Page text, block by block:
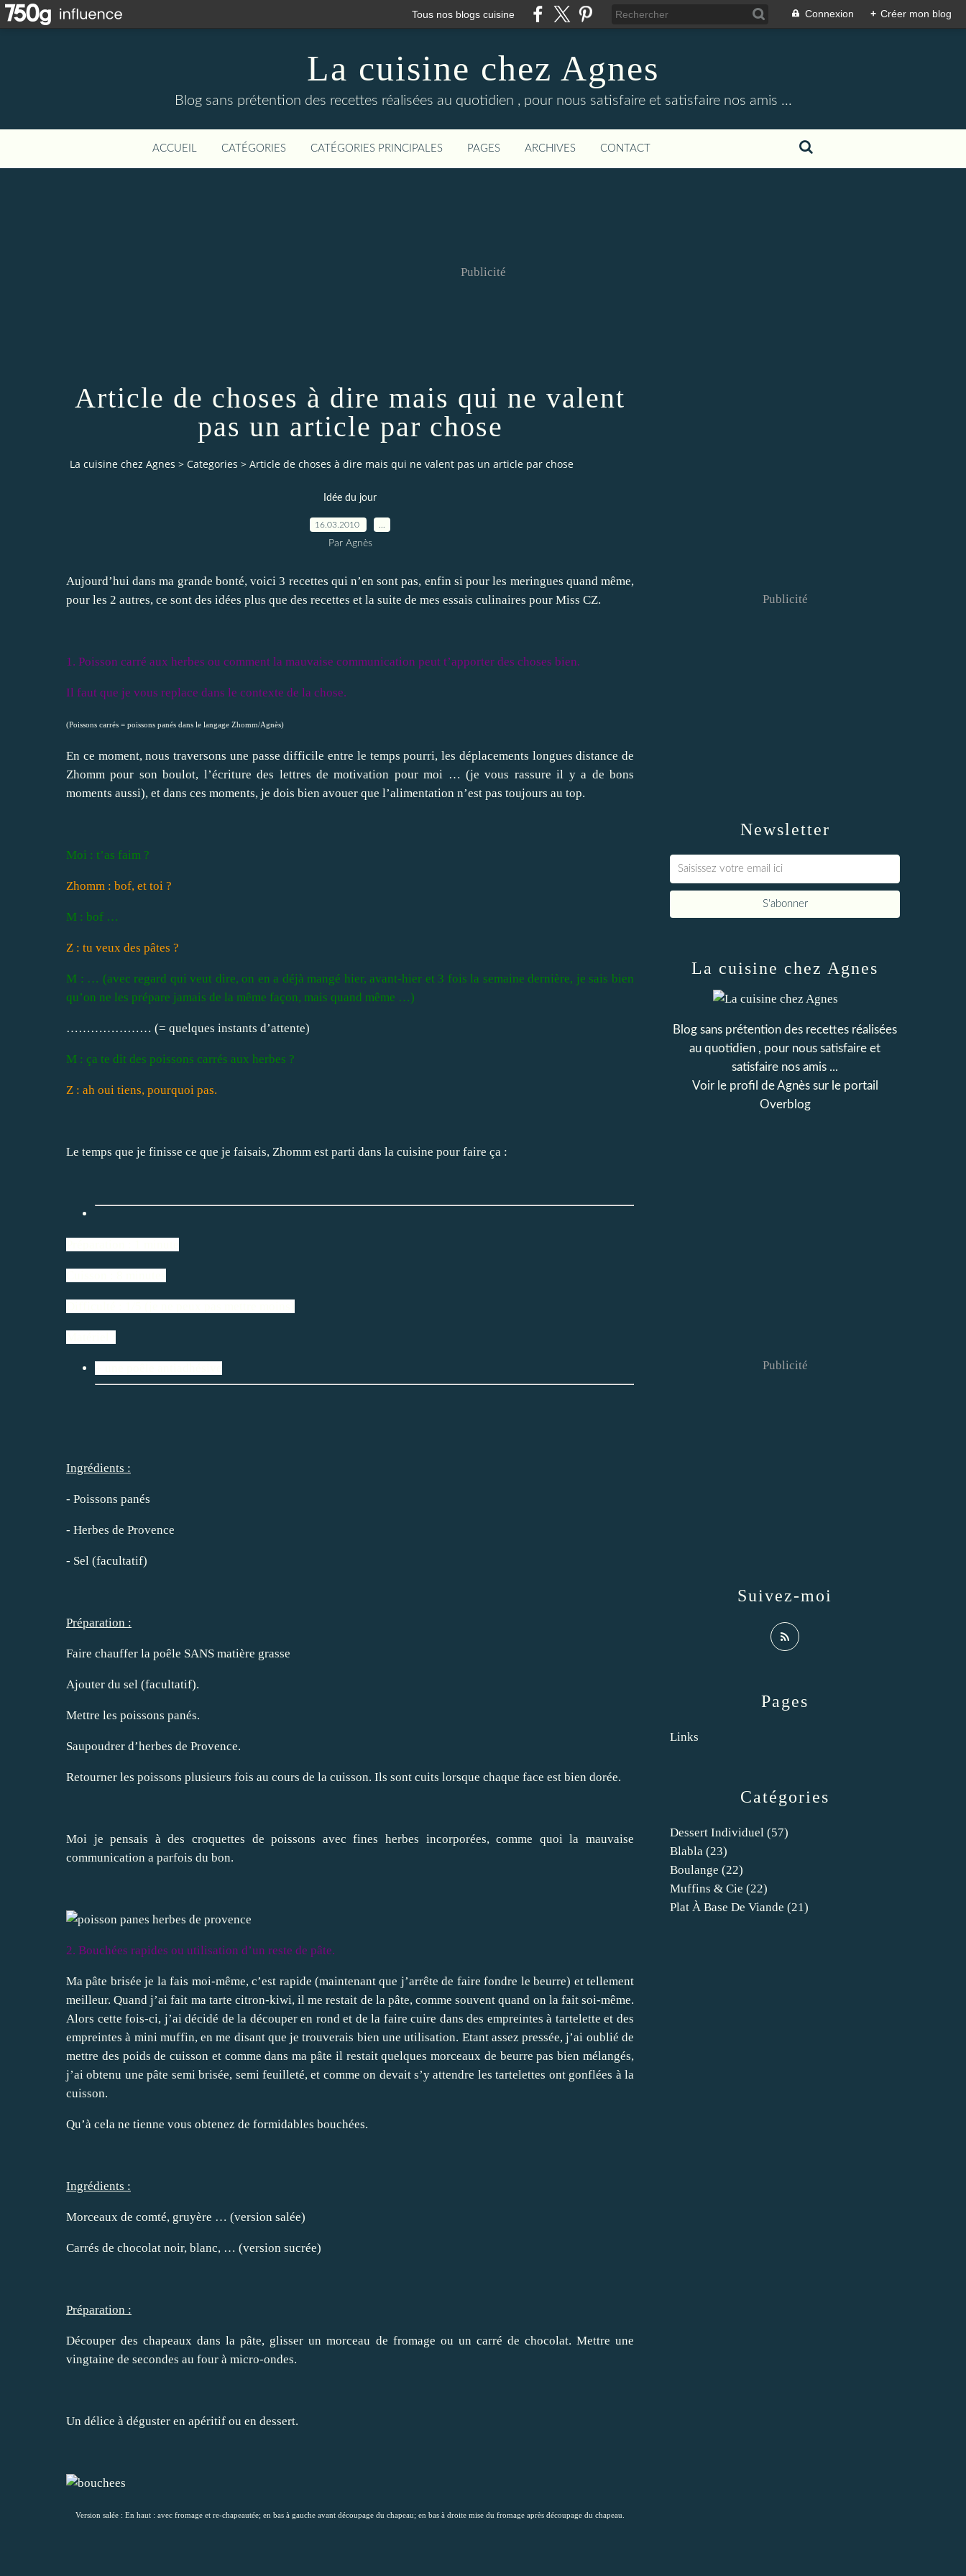
Tous nos blogs cuisine Connexion + Créer mon blog
La cuisine chez Agnes
Blog sans prétention des recettes réalisées au quotidien , pour nous satisfaire et satisfaire nos amis ...
ACCUEIL CATÉGORIES CATÉGORIES PRINCIPALES PAGES ARCHIVES CONTACT
Publicité
Article de choses à dire mais qui ne valent
pas un article par chose
La cuisine chez Agnes > Categories > Article de choses à dire mais qui ne valent pas un article par chose
Idée du jour
16.03.2010
Par Agnès
Aujourd’hui dans ma grande bonté, voici 3 recettes qui n’en sont pas, enfin si pour les meringues quand même,
pour les 2 autres, ce sont des idées plus que des recettes et la suite de mes essais culinaires pour Miss CZ.
1. Poisson carré aux herbes ou comment la mauvaise communication peut t’apporter des choses bien.
Il faut que je vous replace dans le contexte de la chose.
(Poissons carrés = poissons panés dans le langage Zhomm/Agnès)
En ce moment, nous traversons une passe difficile entre le temps pourri, les déplacements longues distance de
Zhomm pour son boulot, l’écriture des lettres de motivation pour moi … (je vous rassure il y a de bons
moments aussi), et dans ces moments, je dois bien avouer que l’alimentation n’est pas toujours au top.
Moi : t’as faim ?
Zhomm : bof, et toi ?
M : bof …
Z : tu veux des pâtes ?
M : … (avec regard qui veut dire, on en a déjà mangé hier, avant-hier et 3 fois la semaine dernière, je sais bien
qu’on ne les prépare jamais de la même façon, mais quand même …)
………………… (= quelques instants d’attente)
M : ça te dit des poissons carrés aux herbes ?
Z : ah oui tiens, pourquoi pas.
Le temps que je finisse ce que je faisais, Zhomm est parti dans la cuisine pour faire ça :
Ingrédients :
- Poissons panés
- Herbes de Provence
- Sel (facultatif)
Préparation :
Faire chauffer la poêle SANS matière grasse
Ajouter du sel (facultatif).
Mettre les poissons panés.
Saupoudrer d’herbes de Provence.
Retourner les poissons plusieurs fois au cours de la cuisson. Ils sont cuits lorsque chaque face est bien dorée.
Moi je pensais à des croquettes de poissons avec fines herbes incorporées, comme quoi la mauvaise
communication a parfois du bon.
2. Bouchées rapides ou utilisation d’un reste de pâte.
Ma pâte brisée je la fais moi-même, c’est rapide (maintenant que j’arrête de faire fondre le beurre) et tellement
meilleur. Quand j’ai fait ma tarte citron-kiwi, il me restait de la pâte, comme souvent quand on la fait soi-même.
Alors cette fois-ci, j’ai décidé de la découper en rond et de la faire cuire dans des empreintes à tartelette et des
empreintes à mini muffin, en me disant que je trouverais bien une utilisation. Etant assez pressée, j’ai oublié de
mettre des poids de cuisson et comme dans ma pâte il restait quelques morceaux de beurre pas bien mélangés,
j’ai obtenu une pâte semi brisée, semi feuilleté, et comme on devait s’y attendre les tartelettes ont gonflées à la
cuisson.
Qu’à cela ne tienne vous obtenez de formidables bouchées.
Ingrédients :
Morceaux de comté, gruyère … (version salée)
Carrés de chocolat noir, blanc, … (version sucrée)
Préparation :
Découper des chapeaux dans la pâte, glisser un morceau de fromage ou un carré de chocolat. Mettre une
vingtaine de secondes au four à micro-ondes.
Un délice à déguster en apéritif ou en dessert.
Version salée : En haut : avec fromage et re-chapeautée; en bas à gauche avant découpage du chapeau; en bas à droite mise du fromage après découpage du chapeau.
Newsletter
Publicité
Catégories
Dessert Individuel (57)
Blabla (23)
Boulange (22)
Muffins & Cie (22)
Plat À Base De Viande (21)
Pages
Links
La cuisine chez Agnes
Blog sans prétention des recettes réalisées
au quotidien , pour nous satisfaire et
satisfaire nos amis ...
Voir le profil deAgnèssur le portail
Overblog
Suivez-moi
Publicité